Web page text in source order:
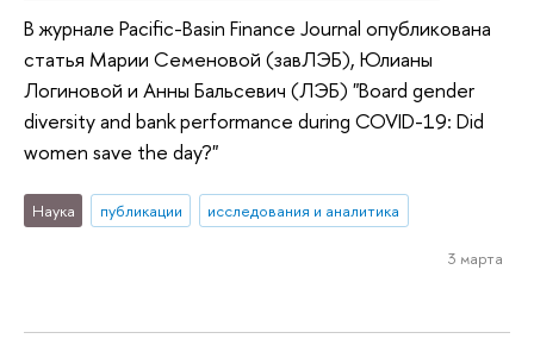
В журнале Pacific-Basin Finance Journal опубликована
статья Марии Семеновой (завЛЭБ), Юлианы
Логиновой и Анны Бальсевич (ЛЭБ) "Board gender
diversity and bank performance during COVID-19: Did
women save the day?"
Наука публикации исследования и аналитика
3 марта